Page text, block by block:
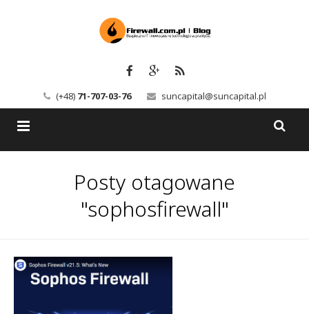
(+48) 71-707-03-76 suncapital@suncapital.pl
Kerio
Serwery pocztowe
Szkolenia
Kontakt
Posty otagowane
"sophosfirewall"